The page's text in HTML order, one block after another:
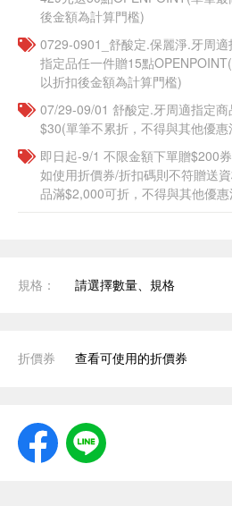
後金額為計算門檻)
0729-0901_舒酸定.保麗淨.牙周
指定品任一件贈15點
以折扣後金額為計算門檻)
07/29-09/01 舒酸定.牙周適指定
$30(單筆不累折，不得與其他優
即日起-9/1 不限金額下單贈$200
如使用折價券/折扣碼則不符贈送
品滿$2,000可折，不得與其他優
規格： 請選擇數量、規格
折價券 查看可使用的折價券